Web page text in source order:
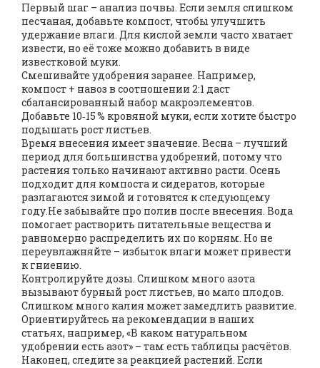
Первый шаг – анализ почвы. Если земля слишком
песчаная, добавьте компост, чтобы улучшить
удержание влаги. Для кислой земли часто хватает
извести, но её тоже можно добавить в виде
известковой муки.
Смешивайте удобрения заранее. Например,
компост + навоз в соотношении 2:1 даст
сбалансированный набор макроэлементов.
Добавьте 10‑15 % кровяной муки, если хотите быстро
подышать рост листьев.
Время внесения имеет значение. Весна – лучший
период для большинства удобрений, потому что
растения только начинают активно расти. Осень
подходит для компоста и сидератов, которые
разлагаются зимой и готовятся к следующему
году.Не забывайте про полив после внесения. Вода
помогает растворить питательные вещества и
равномерно распределить их по корням. Но не
переувлажняйте – избыток влаги может привести
к гниению.
Контролируйте дозы. Слишком много азота
вызывают бурный рост листьев, но мало плодов.
Слишком много калия может замедлить развитие.
Ориентируйтесь на рекомендации в наших
статьях, например, «В каком натуральном
удобрении есть азот» – там есть таблицы расчётов.
Наконец, следите за реакцией растений. Если